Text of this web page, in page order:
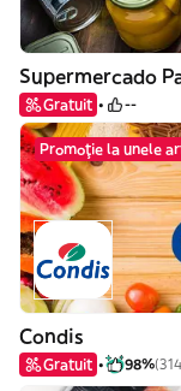
Supermercado
Gratuit --
Promoție la unele
Condis
Gratuit 98%